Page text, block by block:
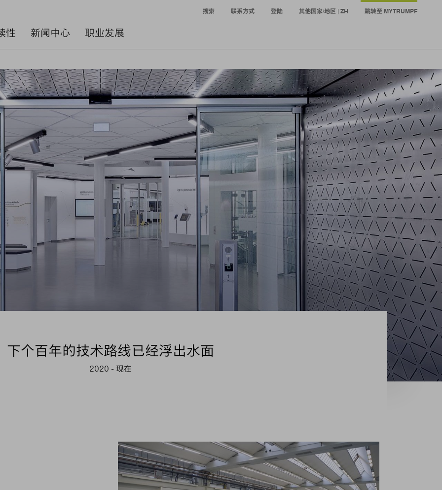
性 新闻中心 职业发展
搜索 联系方式 登陆 其他国家/地区 | ZH 跳转至 MYTRUMPF
下个百年的技术路线已经浮出水面
2020 - 现在